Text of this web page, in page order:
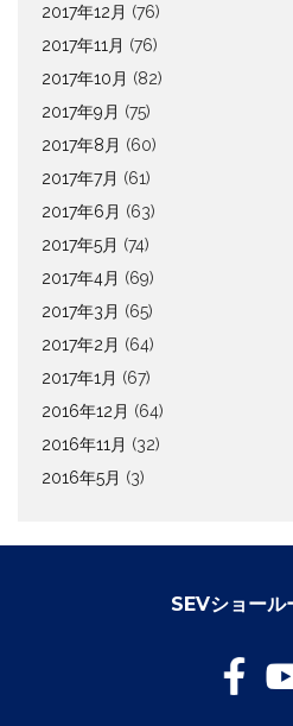
2017年12月 (76)
2017年11月 (76)
2017年10月 (82)
2017年9月 (75)
2017年8月 (60)
2017年7月 (61)
2017年6月 (63)
2017年5月 (74)
2017年4月 (69)
2017年3月 (65)
2017年2月 (64)
2017年1月 (67)
2016年12月 (64)
2016年11月 (32)
2016年5月 (3)
SEVショール